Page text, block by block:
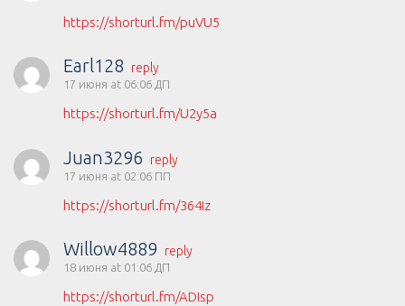
https://shorturl.fm/puVU5
Earl128 reply
17 июня at 06:06 ДП
https://shorturl.fm/U2y5a
Juan3296 reply
17 июня at 02:06 ПП
https://shorturl.fm/364Iz
Willow4889 reply
18 июня at 01:06 ДП
https://shorturl.fm/ADIsp